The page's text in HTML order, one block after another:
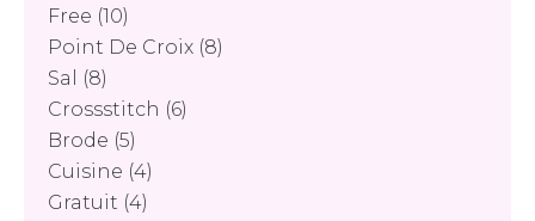
Free (10)
Point De Croix (8)
Sal
(8)
Crossstitch (6)
Brode (5)
Cuisine (4)
Gratuit (4)